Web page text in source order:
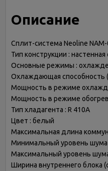
Описание
Сплит-система Neoline NAM-
Тип конструкции :
Основные режимы :
Охлаждающая способность
Мощность в режиме
Мощность в режиме
Тип хладагента : R 410A
Цвет : белый
Максимальная длина
Минимальный уровень шума
Максимальный уровень
Ширина внутреннего блока